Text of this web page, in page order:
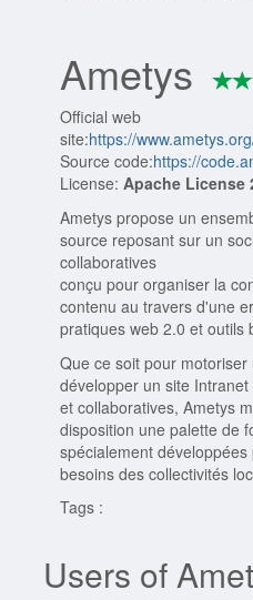
Ametys *
Official web
site:https://
Source code:https://
License:Apache License
Ametys propose un
source reposant sur un
collaboratives
conçu pour organiser la
contenu au travers d'une
pratiques web 2.0 et outils
Que ce soit pour
développer un site
et collaboratives, Ametys
disposition une palette de
spécialement
besoins des collectivités
Tags :
Users of